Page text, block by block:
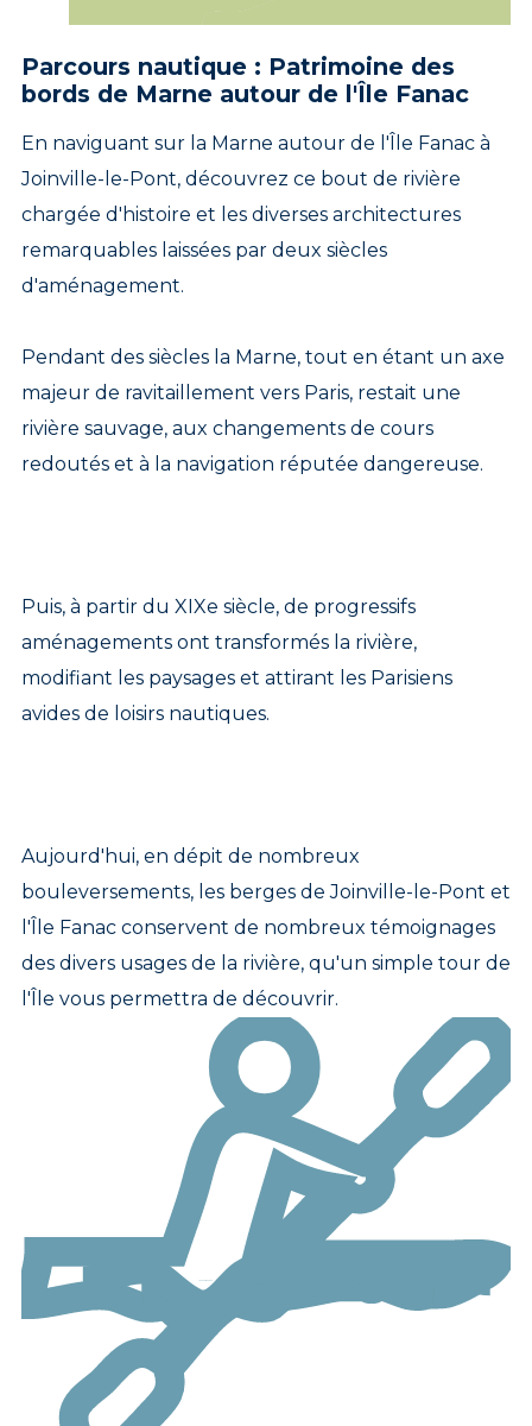
Parcours nautique : Patrimoine des
bords de Marne autour de l'Île Fanac
En naviguant sur la Marne autour de l'Île Fanac à
Joinville-le-Pont, découvrez ce bout de rivière
chargée d'histoire et les diverses architectures
remarquables laissées par deux siècles
d'aménagement.
Pendant des siècles la Marne, tout en étant un axe
majeur de ravitaillement vers Paris, restait une
rivière sauvage, aux changements de cours
redoutés et à la navigation réputée dangereuse.
Puis, à partir du XIXe siècle, de progressifs
aménagements ont transformés la rivière,
modifiant les paysages et attirant les Parisiens
avides de loisirs nautiques.
Aujourd'hui, en dépit de nombreux
bouleversements, les berges de Joinville-le-Pont et
l'Île Fanac conservent de nombreux témoignages
des divers usages de la rivière, qu'un simple tour de
l'Île vous permettra de découvrir.